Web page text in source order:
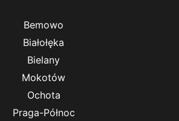
Bemowo
Białołęka
Bielany
Mokotów
Ochota
Praga-Północ